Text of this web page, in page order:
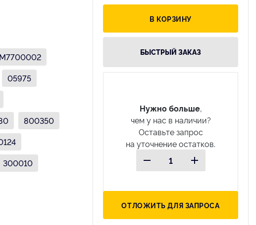
M7700002
05975
800350
300010
В КОРЗИНУ
БЫСТРЫЙ ЗАКАЗ
Нужно больше,
чем у нас в наличии?
Оставьте запрос
на уточнение остатков.
ОТЛОЖИТЬ ДЛЯ ЗАПРОСА